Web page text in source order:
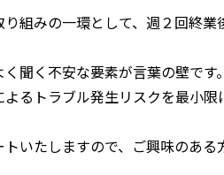
組みの一環として、週２回終
聞く不安な要素が言葉の壁です。
るトラブル発生リスクを最小
いたしますので、ご興味のある